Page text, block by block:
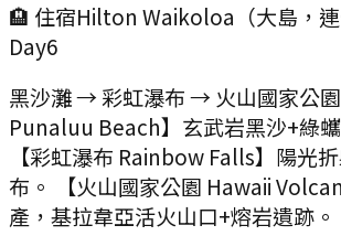
🏨 住宿Hilton Waikoloa（大島，連
Day6
黑沙灘 → 彩虹瀑布 → 火山國家公
Punaluu Beach】玄武岩黑沙+綠
【彩虹瀑布 Rainbow Falls】陽光
布。 【火山國家公園 Hawaii
產，基拉韋亞活火山口+熔岩遺跡。